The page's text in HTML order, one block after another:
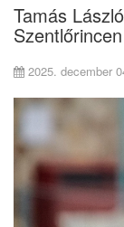
Tamás
2025. december